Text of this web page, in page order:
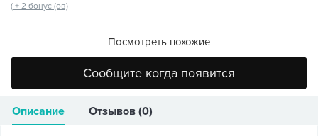
( + 2 бонус (ов)
Посмотреть похожие
Сообщите когда появится
Описание Отзывов (0)